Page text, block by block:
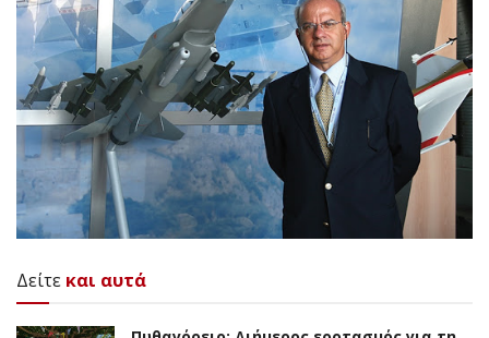
Δείτε και αυτά